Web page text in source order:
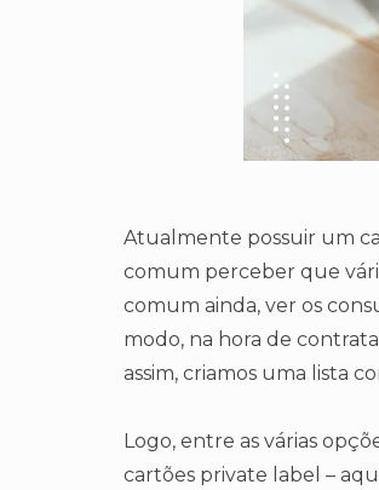
Atualmente possuir um
comum perceber que
comum ainda, ver os
modo, na hora de
assim, criamos uma lista
Logo, entre as várias
cartões private label –